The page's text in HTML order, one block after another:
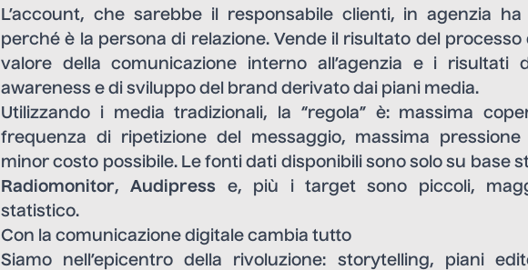
L’account, che sarebbe il responsabile clienti, in agenzia
perché è la persona di relazione. Vende il risultato del processo
valore della comunicazione interno all’agenzia e i risultati
awareness e di sviluppo del brand derivato dai piani media.
Utilizzando i media tradizionali, la “regola” è: massima
frequenza di ripetizione del messaggio, massima pressione
minor costo possibile. Le fonti dati disponibili sono solo su base
Radiomonitor,Audipress e, più i target sono piccoli,
statistico.
Con la comunicazione digitale cambia tutto
Siamo nell’epicentro della rivoluzione: storytelling, piani